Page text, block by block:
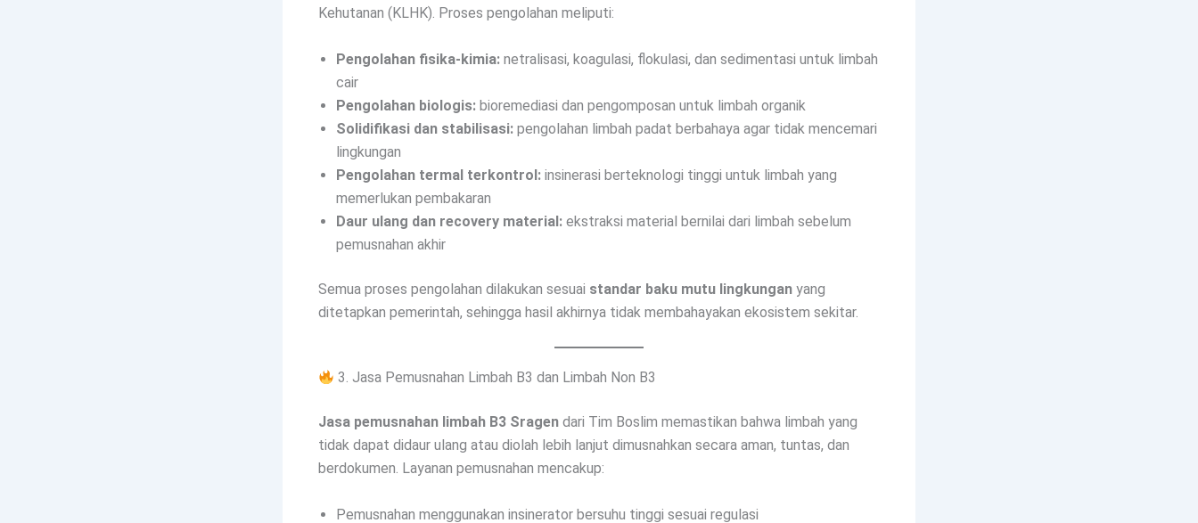
Kehutanan (KLHK). Proses pengolahan meliputi:
Pengolahan fisika-kimia: netralisasi, koagulasi, flokulasi, dan sedimentasi untuk limbah
cair
Pengolahan biologis: bioremediasi dan pengomposan untuk limbah organik
Solidifikasi dan stabilisasi: pengolahan limbah padat berbahaya agar tidak mencemari
lingkungan
Pengolahan termal terkontrol: insinerasi berteknologi tinggi untuk limbah yang
memerlukan pembakaran
Daur ulang dan recovery material: ekstraksi material bernilai dari limbah sebelum
pemusnahan akhir
Semua proses pengolahan dilakukan sesuai standar baku mutu lingkungan yang
ditetapkan pemerintah, sehingga hasil akhirnya tidak membahayakan ekosistem sekitar.
3. Jasa Pemusnahan Limbah B3 dan Limbah Non B3
Jasa pemusnahan limbah B3 Sragen dari Tim Boslim memastikan bahwa limbah yang
tidak dapat didaur ulang atau diolah lebih lanjut dimusnahkan secara aman, tuntas, dan
berdokumen. Layanan pemusnahan mencakup:
Pemusnahan menggunakan insinerator bersuhu tinggi sesuai regulasi